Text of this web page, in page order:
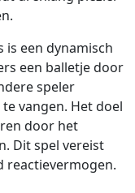
is een dynamisch
een balletje door
speler
vangen. Het doel
door het
Dit spel vereist
reactievermogen.